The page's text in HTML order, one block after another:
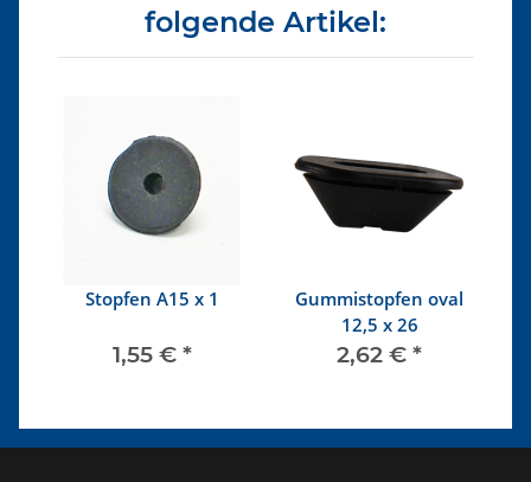
folgende Artikel:
Stopfen A15 x 1
1,55 € *
Gummistopfen oval
12,5 x 26
2,62 € *